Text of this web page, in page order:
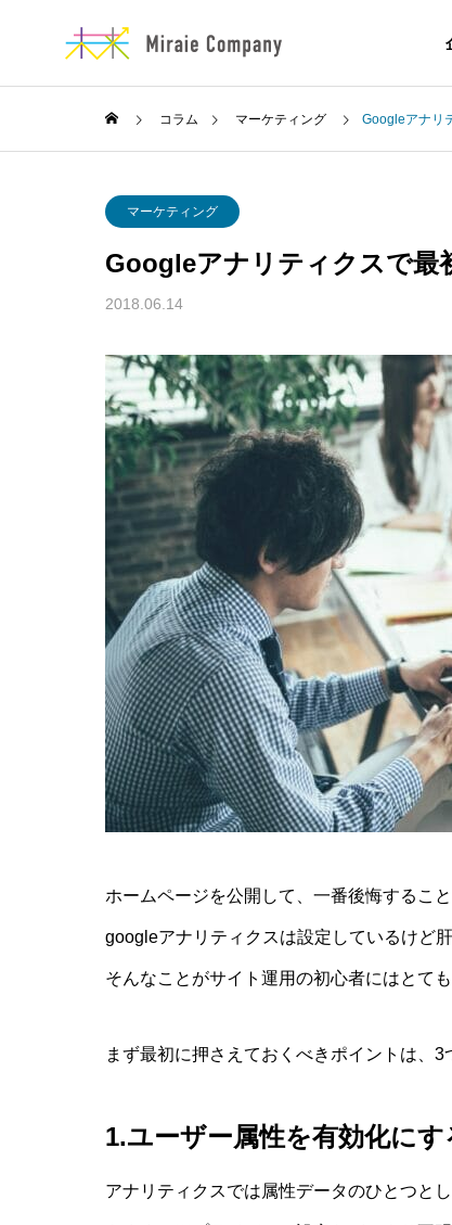
企業情報
会社概要・企業理念な
スタッ
コラム
お知らせ&お役立ち情
イエタッタ 新CMのお知らせ 夏
コラム マーケティング Googleアナリ
マーケティング
Googleアナリティクスで最
2018.06.14
ホームページを公開して、一番後悔するこ
googleアナリティクスは設定しているけど
そんなことがサイト運用の初心者にはとても
まず最初に押さえておくべきポイントは、3
1.ユーザー属性を有効化にす
アナリティクスでは属性データのひとつと